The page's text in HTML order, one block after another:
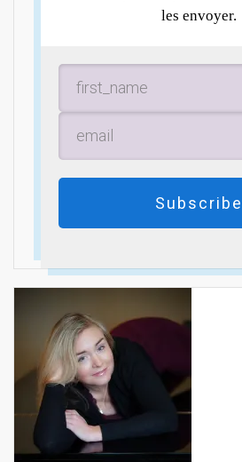
les envoyer.
Subscribe